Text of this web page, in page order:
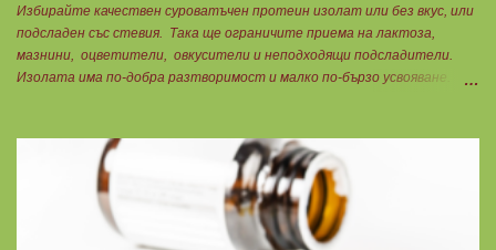
Избирайте качествен суроватъчен протеин изолат или без вкус, или
подсладен със стевия. Така ще ограничите приема на лактоза,
мазнини, оцветители, овкусители и неподходящи подсладители.
Изолата има по-добра разтворимост и малко по-бързо усвояване.
филтрация при качествените продукти отстранява млечната захар
и по този начин се избягват проблемите със алергии, задържане на
вода, подуване на стомаха, диария или друг тип дискомфорт.